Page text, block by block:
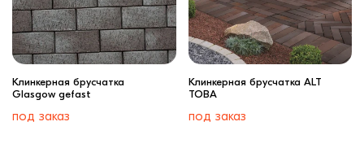
Клинкерная брусчатка
Glasgow gefast
под заказ
Клинкерная брусчатка ALT
TOBA
под заказ